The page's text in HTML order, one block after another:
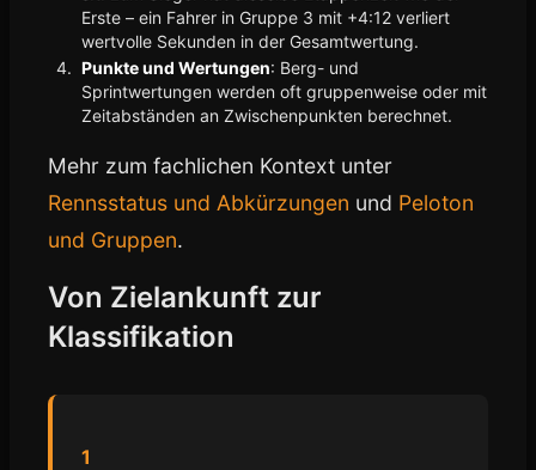
Erste – ein Fahrer in Gruppe 3 mit +4:12 verliert
wertvolle Sekunden in der Gesamtwertung.
Punkte und Wertungen: Berg- und
Sprintwertungen werden oft gruppenweise oder mit
Zeitabständen an Zwischenpunkten berechnet.
Mehr zum fachlichen Kontext unter
Rennsstatus und Abkürzungen und Peloton
und Gruppen.
Von Zielankunft zur
Klassifikation
1